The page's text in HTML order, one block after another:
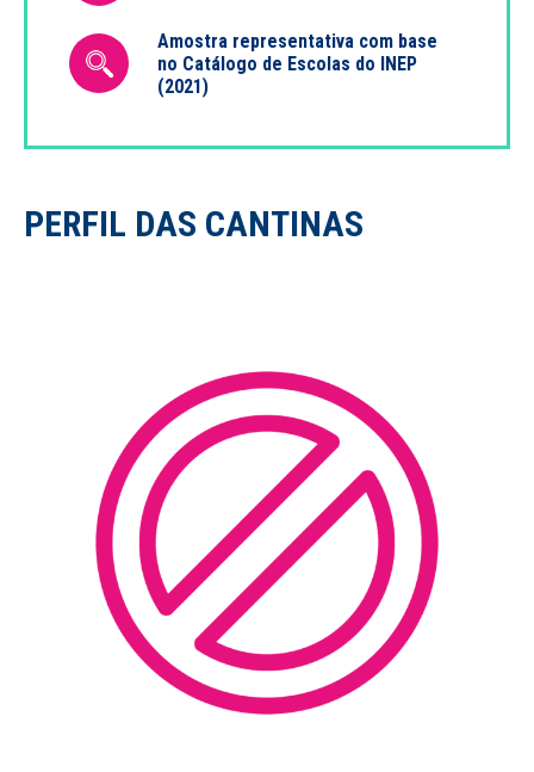
Amostra representativa com base
no Catálogo de Escolas do INEP
(2021)
PERFIL DAS CANTINAS